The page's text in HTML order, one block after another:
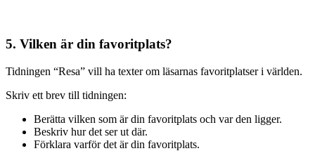
5. Vilken är din favoritplats?
Tidningen “Resa” vill ha texter om läsarnas favoritplatser i världen.
Skriv ett brev till tidningen:
Berätta vilken som är din favoritplats och var den ligger.
Beskriv hur det ser ut där.
Förklara varför det är din favoritplats.